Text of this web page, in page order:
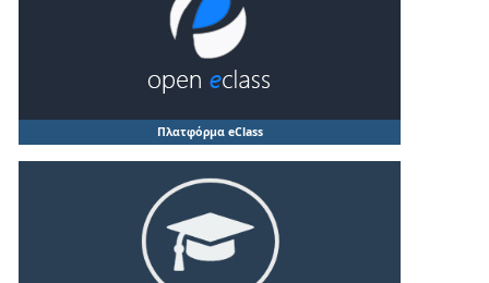
Πλατφόρμα eClass